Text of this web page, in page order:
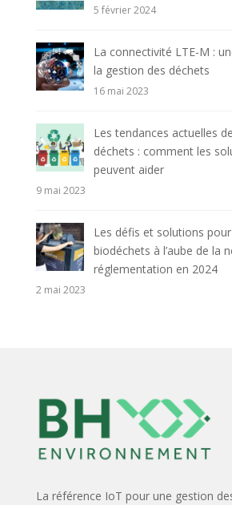
5 février 2024
La connectivité LTE-M :
la gestion des déchets
16 mai 2023
Les tendances actuelles
déchets : comment les
peuvent aider
9 mai 2023
Les défis et solutions
biodéchets à l’aube de la
réglementation en 2024
2 mai 2023
La référence IoT pour une gestion